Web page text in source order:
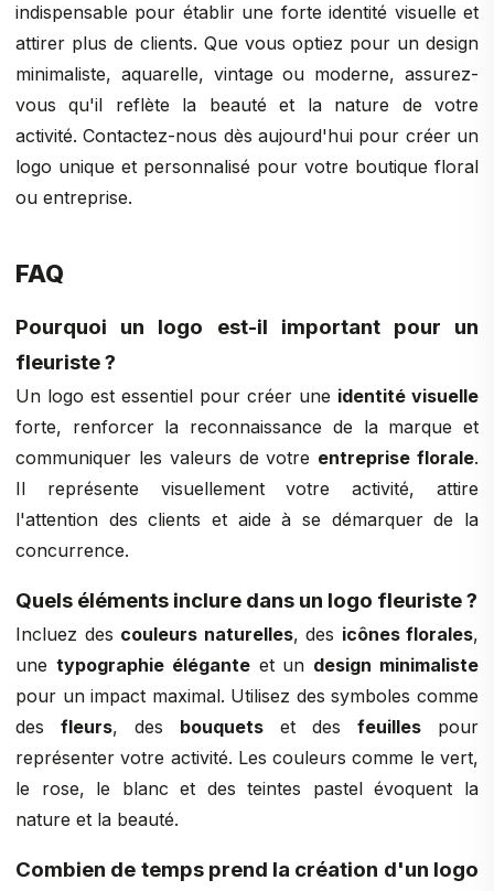
indispensable pour établir une forte identité visuelle et
attirer plus de clients. Que vous optiez pour un design
minimaliste, aquarelle, vintage ou moderne, assurez-
vous qu'il reflète la beauté et la nature de votre
activité. Contactez-nous dès aujourd'hui pour créer un
logo unique et personnalisé pour votre boutique floral
ou entreprise.
FAQ
Pourquoi un logo est-il important pour un
fleuriste ?
Un logo est essentiel pour créer une identité visuelle
forte, renforcer la reconnaissance de la marque et
communiquer les valeurs de votre entreprise florale.
Il représente visuellement votre activité, attire
l'attention des clients et aide à se démarquer de la
concurrence.
Quels éléments inclure dans un logo fleuriste ?
Incluez des couleurs naturelles, des icônes florales,
une typographie éléganteet un design minimaliste
pour un impact maximal. Utilisez des symboles comme
des fleurs, des bouquets et des feuilles pour
représenter votre activité. Les couleurs comme le vert,
le rose, le blanc et des teintes pastel évoquent la
nature et la beauté.
Combien de temps prend la création d'un logo